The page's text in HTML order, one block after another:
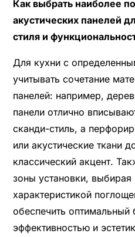
Как выбрать наиболее
акустических панелей
стиля и
Для кухни с
учитывать сочетание
панелей: например,
панели отлично
сканди-стиль, а
или акустические ткани
классический акцент.
зоны установки,
характеристикой
обеспечить
эффективностью и